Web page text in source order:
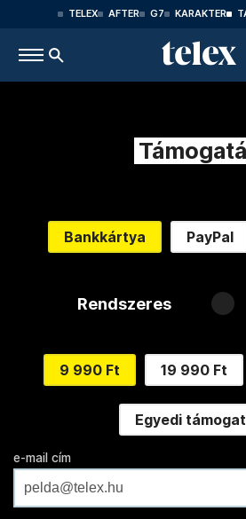
TELEX AFTER G7 KARAKTER
Bankkártya PayPal
Rendszeres
9 990 Ft 19 990 Ft
Egyedi
e-mail cím